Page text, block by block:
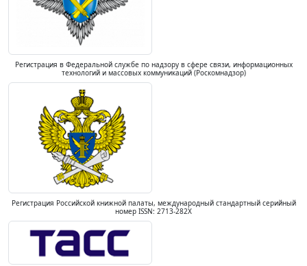
Регистрация в Федеральной службе по надзору в сфере связи, информационных
технологий и массовых коммуникаций (Роскомнадзор)
Регистрация Российской книжной палаты, международный стандартный серийный
номер ISSN: 2713-282X